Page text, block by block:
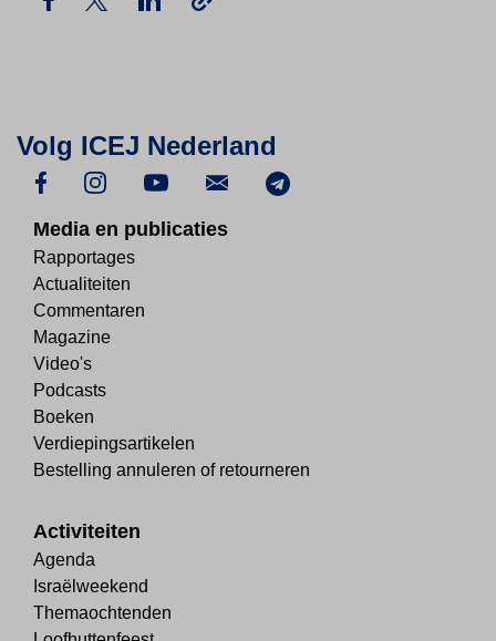
Volg ICEJ Nederland
Media en publicaties
Rapportages
Actualiteiten
Commentaren
Magazine
Video's
Podcasts
Boeken
Verdiepingsartikelen
Bestelling annuleren of retourneren
Activiteiten
Agenda
Israëlweekend
Themaochtenden